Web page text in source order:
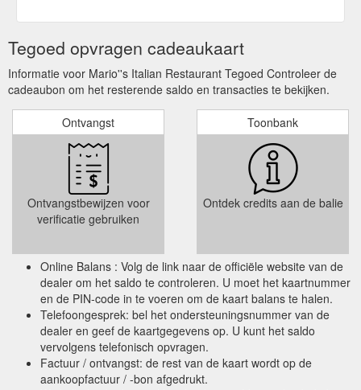
Tegoed opvragen cadeaukaart
Informatie voor Mario''s Italian Restaurant Tegoed Controleer de
cadeaubon om het resterende saldo en transacties te bekijken.
Ontvangst
Ontvangstbewijzen voor
verificatie gebruiken
Toonbank
Ontdek credits aan de balie
Online Balans : Volg de link naar de officiële website van de
dealer om het saldo te controleren. U moet het kaartnummer
en de PIN-code in te voeren om de kaart balans te halen.
Telefoongesprek: bel het ondersteuningsnummer van de
dealer en geef de kaartgegevens op. U kunt het saldo
vervolgens telefonisch opvragen.
Factuur / ontvangst: de rest van de kaart wordt op de
aankoopfactuur / -bon afgedrukt.